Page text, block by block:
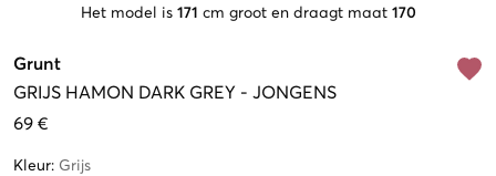
Het model is 171 cm groot en draagt maat 170
Grunt
GRIJS HAMON DARK GREY - JONGENS
69 €
Kleur: Grijs